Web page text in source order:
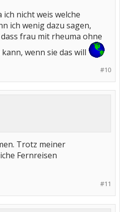
ich nicht weis welche
ich wenig dazu sagen,
frau mit rheuma ohne
wenn sie das will
#10
Trotz meiner
Fernreisen
#11